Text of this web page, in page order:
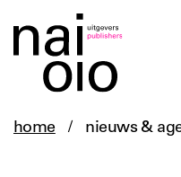
home / nieuws &